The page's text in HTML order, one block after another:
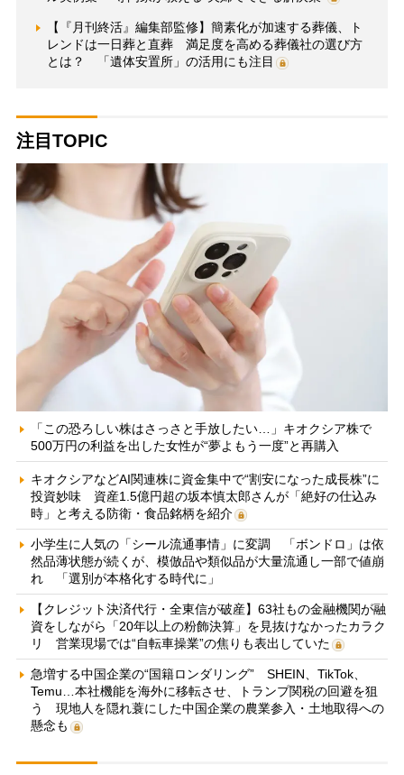
【『月刊終活』編集部監修】簡素化が加速する葬儀、ト
レンドは一日葬と直葬 満足度を高める葬儀社の選び方
とは？ 「遺体安置所」の活用にも注目
注目TOPIC
「この恐ろしい株はさっさと手放したい…」キオクシア株で
500万円の利益を出した女性が“夢よもう一度”と再購入
キオクシアなどAI関連株に資金集中で“割安になった成長株”に
投資妙味 資産1.5億円超の坂本慎太郎さんが「絶好の仕込み
時」と考える防衛・食品銘柄を紹介
小学生に人気の「シール流通事情」に変調 「ボンドロ」は依
然品薄状態が続くが、模倣品や類似品が大量流通し一部で値崩
れ 「選別が本格化する時代に」
【クレジット決済代行・全東信が破産】63社もの金融機関が融
資をしながら「20年以上の粉飾決算」を見抜けなかったカラク
リ 営業現場では“自転車操業”の焦りも表出していた
急増する中国企業の“国籍ロンダリング” SHEIN、TikTok、
Temu…本社機能を海外に移転させ、トランプ関税の回避を狙
う 現地人を隠れ蓑にした中国企業の農業参入・土地取得への
懸念も